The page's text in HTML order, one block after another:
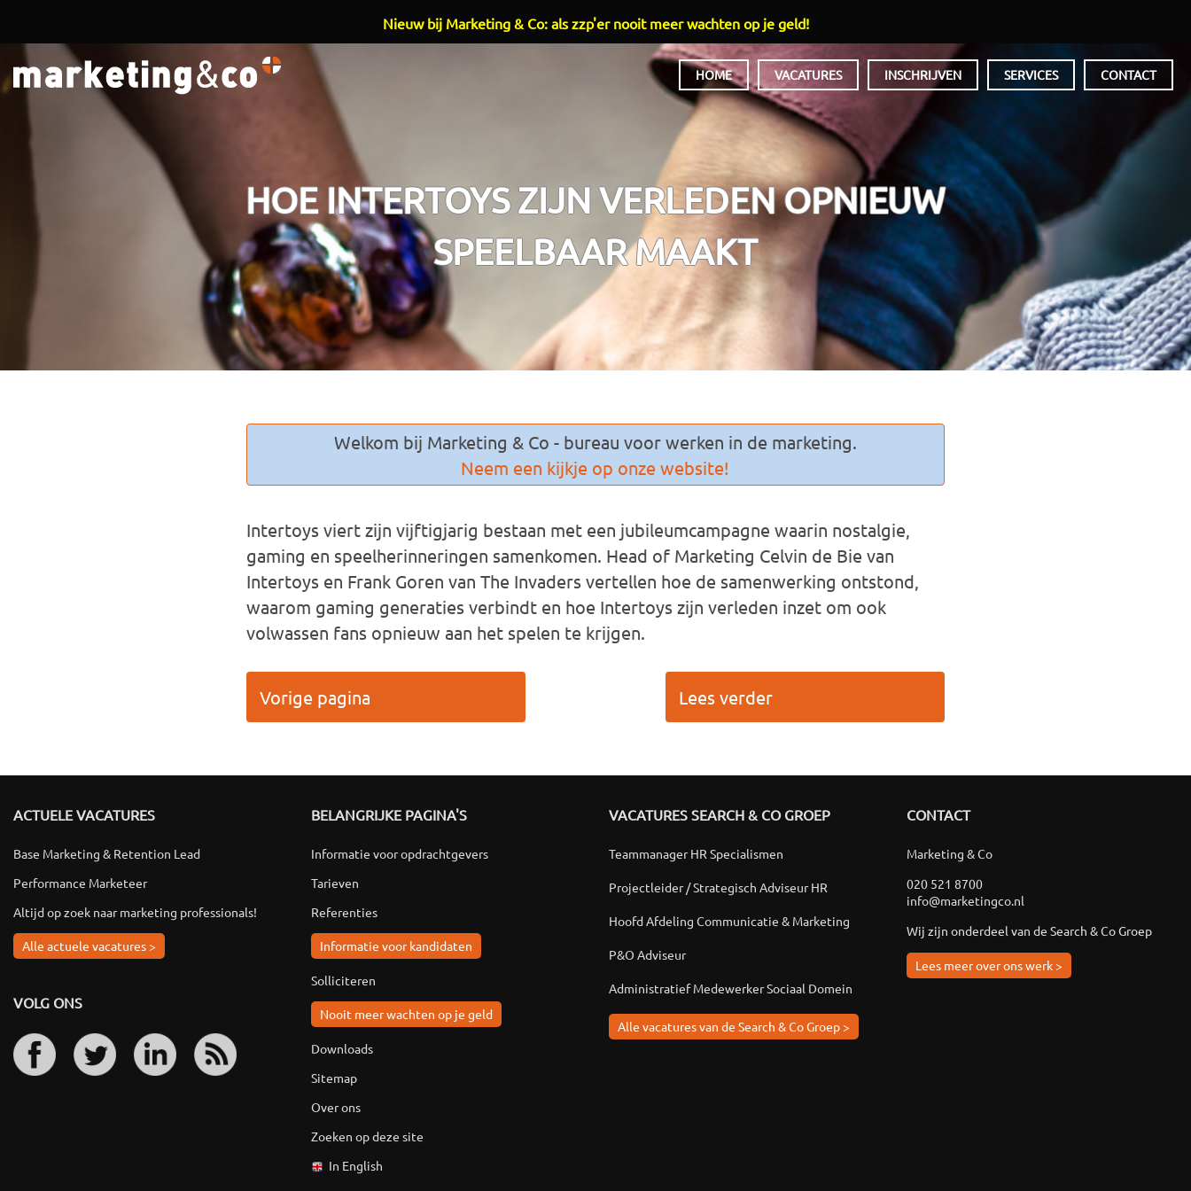
Overslaan en naar de inhoud gaan
HOME VACATURES INSCHRIJVEN SERVICES CONTACT
HOE INTERTOYS ZIJN VERLEDEN OPNIEUW
SPEELBAAR MAAKT
Welkom bij Marketing & Co - bureau voor werken in de marketing.
Neem een kijkje op onze website!
Intertoys viert zijn vijftigjarig bestaan met een jubileumcampagne waarin nostalgie,
gaming en speelherinneringen samenkomen. Head of Marketing Celvin de Bie van
Intertoys en Frank Goren van The Invaders vertellen hoe de samenwerking ontstond,
waarom gaming generaties verbindt en hoe Intertoys zijn verleden inzet om ook
volwassen fans opnieuw aan het spelen te krijgen.
Vorige pagina Lees verder
ACTUELE VACATURES
Base Marketing & Retention Lead
Performance Marketeer
Altijd op zoek naar marketing professionals!
Alle actuele vacatures >
VOLG ONS
BELANGRIJKE PAGINA'S
Informatie voor opdrachtgevers
Tarieven
Referenties
Informatie voor kandidaten
Solliciteren
Nooit meer wachten op je geld
Downloads
Sitemap
Over ons
Zoeken op deze site
In English
VACATURES SEARCH & CO GROEP
Teammanager HR Specialismen
Projectleider / Strategisch Adviseur HR
Hoofd Afdeling Communicatie & Marketing
P&O Adviseur
Administratief Medewerker Sociaal Domein
Alle vacatures van de Search & Co Groep >
CONTACT
Marketing & Co
020 521 8700
info@marketingco.nl
Wij zijn onderdeel van de Search & Co Groep
Lees meer over ons werk >
Nieuw bij Marketing & Co: als zzp'er nooit meer wachten op je geld!